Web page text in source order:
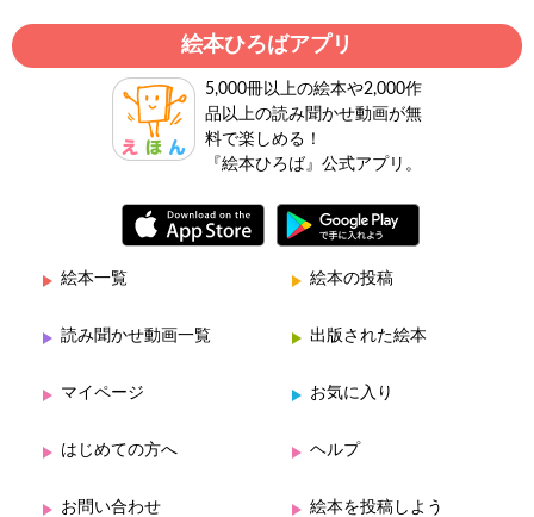
絵本ひろばアプリ
5,000冊以上の絵本や2,000作
品以上の読み聞かせ動画が無
料で楽しめる！
『絵本ひろば』公式アプリ。
絵本一覧 絵本の投稿
読み聞かせ動画一覧 出版された絵本
マイページ お気に入り
はじめての方へ ヘルプ
お問い合わせ 絵本を投稿しよう